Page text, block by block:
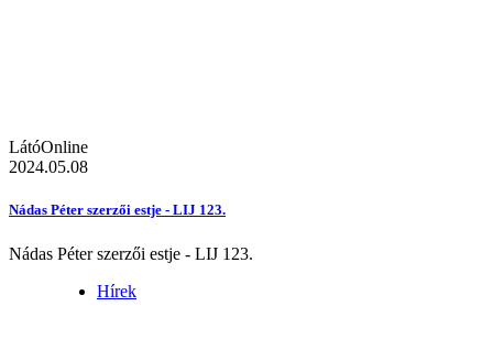
LátóOnline
2024.05.08
Nádas Péter szerzői estje - LIJ 123.
Nádas Péter szerzői estje - LIJ 123.
Hírek